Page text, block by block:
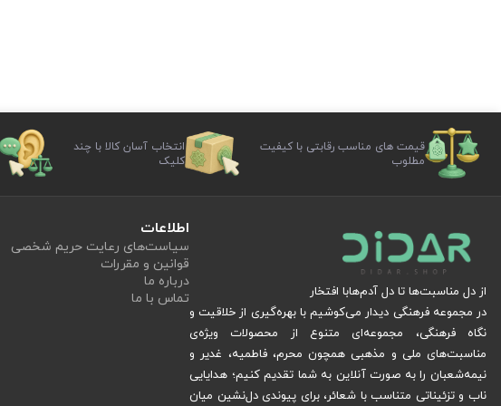
قیمت های مناسب رقابتی با کیفیت
مطلوب
انتخاب آسان کالا با چند
کلیک
از دل مناسبت‌ها تا دل آدم‌هابا افتخار
در مجموعه فرهنگی دیدار می‌کوشیم با بهره‌گیری از خلاقیت و
نگاه فرهنگی، مجموعه‌ای متنوع از محصولات ویژه‌ی
مناسبت‌های ملی و مذهبی همچون محرم، فاطمیه، غدیر و
نیمه‌شعبان را به صورت آنلاین به شما تقدیم کنیم؛ هدایایی
ناب و تزئیناتی متناسب با شعائر، برای پیوندی دل‌نشین میان
اطلاعات
سیاست‏‌های رعایت حریم شخصی
قوانین و مقررات
درباره ما
تماس با ما